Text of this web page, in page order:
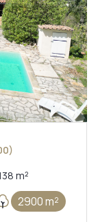
Villa 6 pièce(s) 4 chambre(s) 138 m²
2900 m²